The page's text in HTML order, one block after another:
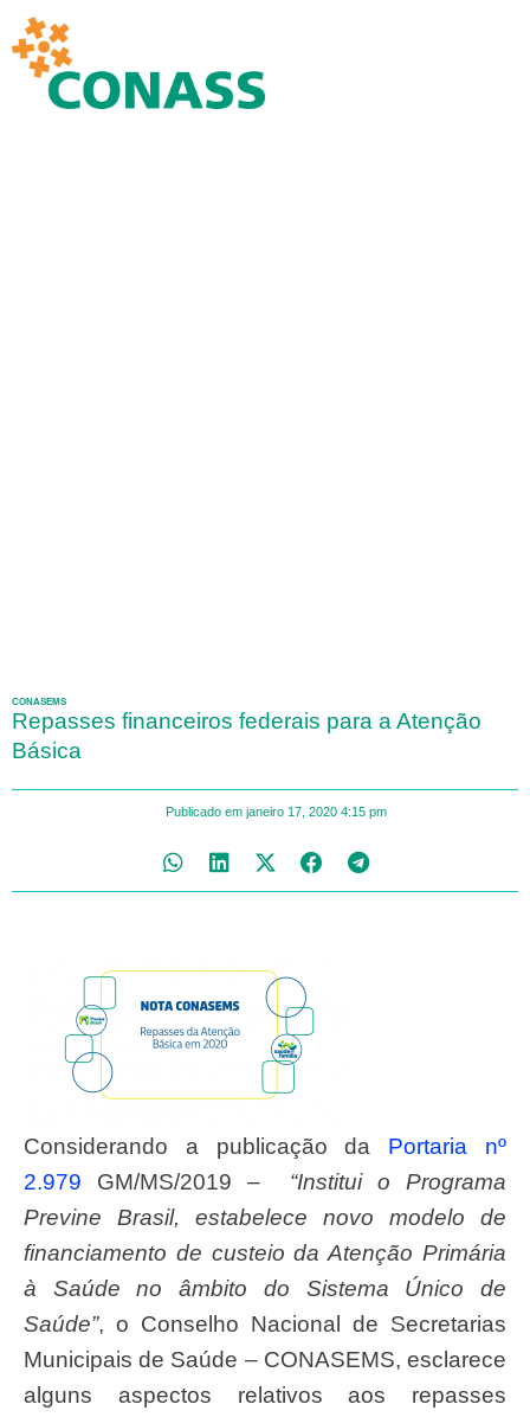
CONASEMS
Repasses financeiros federais para a Atenção
Básica
Publicado em janeiro 17, 2020 4:15 pm
Considerando a publicação da Portaria nº
2.979 GM/MS/2019 – “Institui o Programa
Previne Brasil, estabelece novo modelo de
financiamento de custeio da Atenção Primária
à Saúde no âmbito do Sistema Único de
Saúde”, o Conselho Nacional de Secretarias
Municipais de Saúde – CONASEMS, esclarece
alguns aspectos relativos aos repasses